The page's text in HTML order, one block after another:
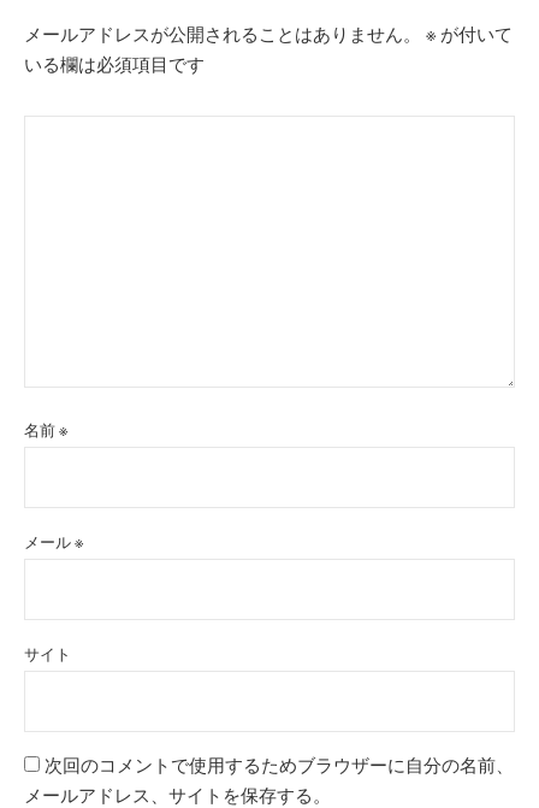
メールアドレスが公開されることはありません。 ※ が付いて
いる欄は必須項目です
名前※
メール※
サイト
次回のコメントで使用するためブラウザーに自分の名前、
メールアドレス、サイトを保存する。